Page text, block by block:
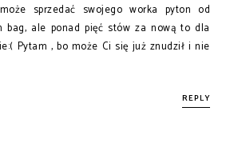
sprzedać swojego worka pyton od
bag, ale ponad pięć stów za nową to dla
Pytam , bo może Ci się już znudził i nie
REPLY